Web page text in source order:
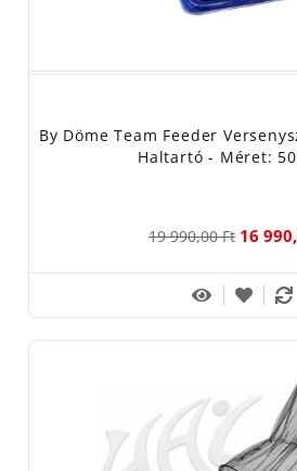
By Döme Team Feeder
Haltartó - Méret:
19 990,00 Ft 16